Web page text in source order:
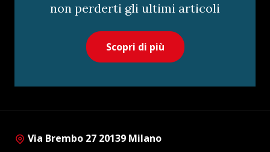
non perderti gli ultimi articoli
Scopri di più
Via Brembo 27 20139 Milano